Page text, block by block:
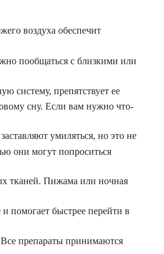
воздуха обеспечит
пообщаться с близкими или
систему, препятствует ее
сну. Если вам нужно что-
умиляться, но это не
они могут попроситься
тканей. Пижама или ночная
помогает быстрее перейти в
препараты принимаются